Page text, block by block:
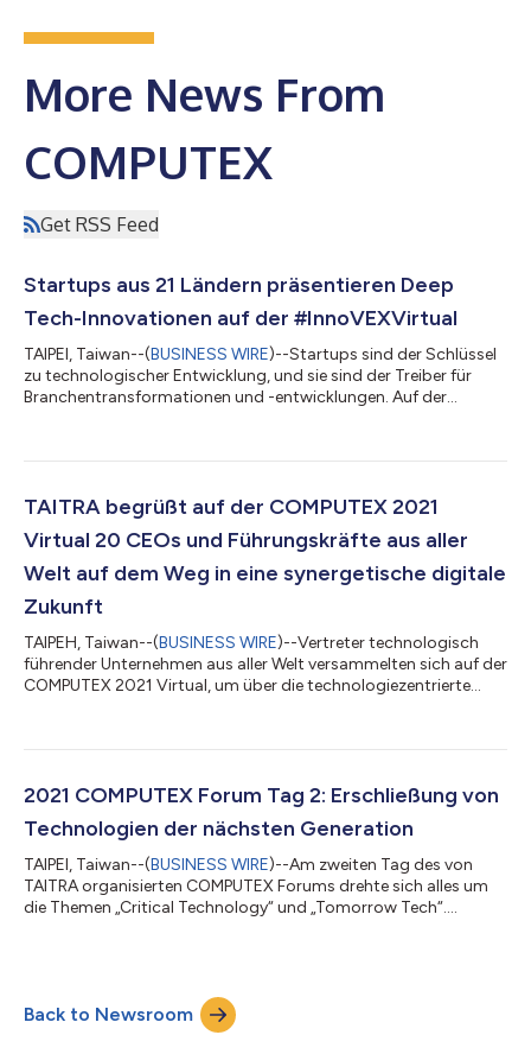
More News From
COMPUTEX
Get RSS Feed
Startups aus 21 Ländern präsentieren Deep
Tech-Innovationen auf der #InnoVEXVirtual
TAIPEI, Taiwan--(BUSINESS WIRE)--Startups sind der Schlüssel
zu technologischer Entwicklung, und sie sind der Treiber für
Branchentransformationen und -entwicklungen. Auf der
81 Startups aus 21 Ländern ist TAITRA bestrebt, diese Startups
Geschäftsmöglichkeiten mit ihnen und dem globalen
Technologie-Ökosystem durch die digitale Plattfo...
TAITRA begrüßt auf der COMPUTEX 2021
Virtual 20 CEOs und Führungskräfte aus aller
Welt auf dem Weg in eine synergetische digitale
Zukunft
TAIPEH, Taiwan--(BUSINESS WIRE)--Vertreter technologisch
führender Unternehmen aus aller Welt versammelten sich auf der
COMPUTEX 2021 Virtual, um über die technologiezentrierte
Supermicro und NXP Semiconductors dazu ein, bei den
Erkenntnisse über die Branche zu teilen. Intel: Eröffnungs-
Keynote setzt Innovationen frei Michelle Jo...
2021 COMPUTEX Forum Tag 2: Erschließung von
Technologien der nächsten Generation
TAIPEI, Taiwan--(BUSINESS WIRE)--Am zweiten Tag des von
TAITRA organisierten COMPUTEX Forums drehte sich alles um
die Themen „Critical Technology“ und „Tomorrow Tech“.
5G, KI, IoT und Quantum Computing sowie über ihre Strategien
für die Orientierung in der neuen Normalität aus. Cynthia Kiang,
Director General of the Bure...
Back to Newsroom